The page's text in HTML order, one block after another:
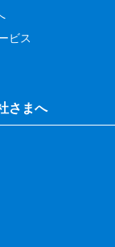
ビス
さまへ